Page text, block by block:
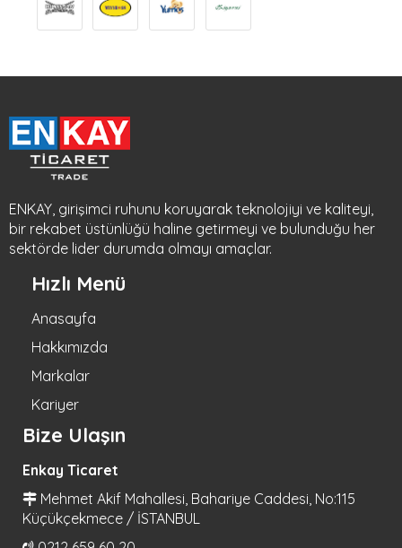
ENKAY, girişimci ruhunu koruyarak teknolojiyi ve kaliteyi,
bir rekabet üstünlüğü haline getirmeyi ve bulunduğu her
sektörde lider durumda olmayı amaçlar.
Hızlı Menü
Anasayfa
Hakkımızda
Markalar
Kariyer
Bize Ulaşın
Enkay Ticaret
Mehmet Akif Mahallesi, Bahariye Caddesi, No:115
Küçükçekmece / İSTANBUL